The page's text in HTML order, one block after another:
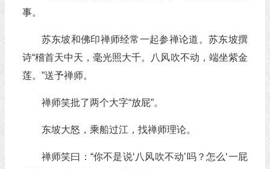
事。
苏东坡和佛印禅师经常一起参禅论道。苏东坡撰
诗“稽首天中天，毫光照大千。八风吹不动，端坐紫金
莲。”送予禅师。
禅师笑批了两个大字“放屁”。
东坡大怒，乘船过江，找禅师理论。
禅师笑曰：“你不是说‘八风吹不动’吗？怎么‘一屁